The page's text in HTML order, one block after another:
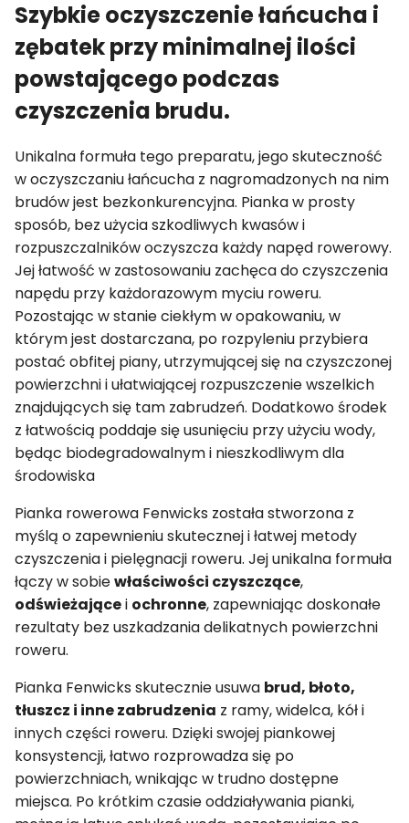
Szybkie oczyszczenie łańcucha i
zębatek przy minimalnej ilości
powstającego podczas
czyszczenia brudu.
Unikalna formuła tego preparatu, jego skuteczność
w oczyszczaniu łańcucha z nagromadzonych na nim
brudów jest bezkonkurencyjna. Pianka w prosty
sposób, bez użycia szkodliwych kwasów i
rozpuszczalników oczyszcza każdy napęd rowerowy.
Jej łatwość w zastosowaniu zachęca do czyszczenia
napędu przy każdorazowym myciu roweru.
Pozostając w stanie ciekłym w opakowaniu, w
którym jest dostarczana, po rozpyleniu przybiera
postać obfitej piany, utrzymującej się na czyszczonej
powierzchni i ułatwiającej rozpuszczenie wszelkich
znajdujących się tam zabrudzeń. Dodatkowo środek
z łatwością poddaje się usunięciu przy użyciu wody,
będąc biodegradowalnym i nieszkodliwym dla
środowiska
Pianka rowerowa Fenwicks została stworzona z
myślą o zapewnieniu skutecznej i łatwej metody
czyszczenia i pielęgnacji roweru. Jej unikalna formuła
łączy w sobiewłaściwości czyszczące,
odświeżającei ochronne, zapewniając doskonałe
rezultaty bez uszkadzania delikatnych powierzchni
roweru.
Pianka Fenwicks skutecznie usuwa brud, błoto,
tłuszcz i inne zabrudzenia z ramy, widelca, kół i
innych części roweru. Dzięki swojej piankowej
konsystencji, łatwo rozprowadza się po
powierzchniach, wnikając w trudno dostępne
miejsca. Po krótkim czasie oddziaływania pianki,